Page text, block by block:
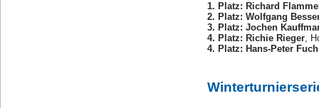
1. Platz: Richard
2. Platz: Wolfgang
3. Platz: Jochen
4. Platz: Richie Rieger,
4. Platz: Hans-Peter